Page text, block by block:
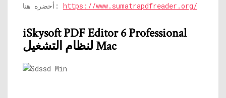
أحضره هنا: https://www.sumatrapdfreader.org/
iSkysoft PDF Editor 6 Professional
لنظام التشغيل Mac